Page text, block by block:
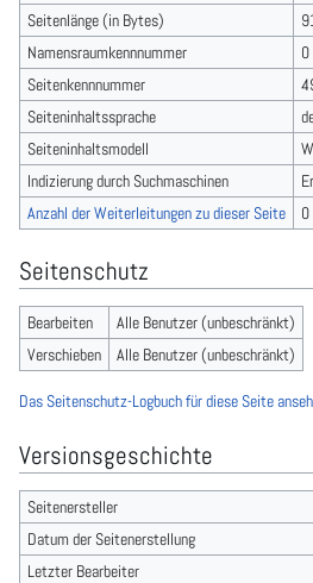
Seitenlänge (in Bytes)
Namensraumkennnummer
0
Seitenkennnummer
Seiteninhaltssprache
Seiteninhaltsmodell
Indizierung durch Suchmaschinen
Anzahl der Weiterleitungen zu dieser Seite
0
Seitenschutz
Bearbeiten
Alle Benutzer (unbeschränkt)
Verschieben
Alle Benutzer (unbeschränkt)
Das Seitenschutz-Logbuch für diese Seite
Versionsgeschichte
Seitenersteller
Datum der Seitenerstellung
Letzter Bearbeiter